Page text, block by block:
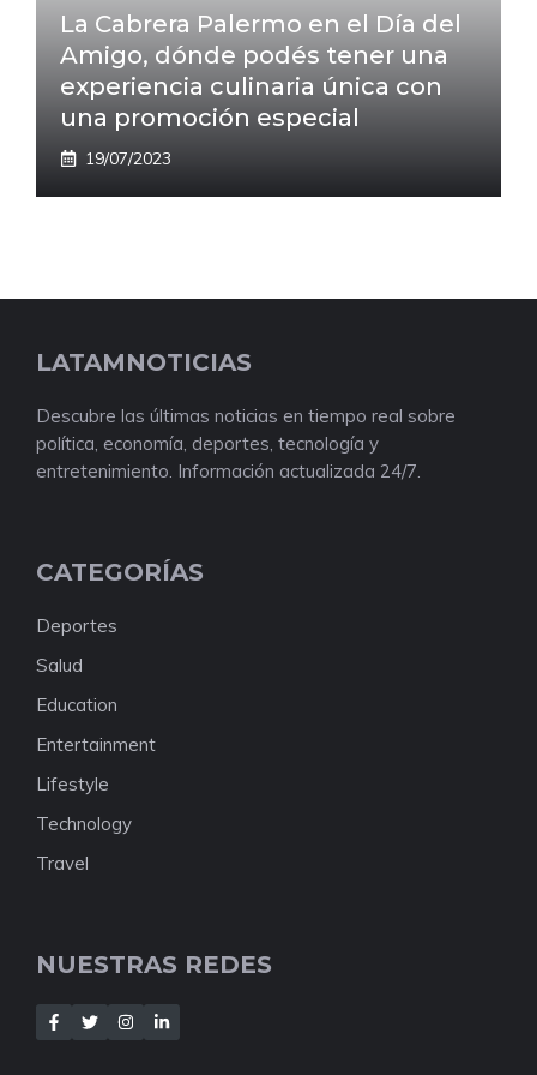
La Cabrera Palermo en el Día del
Amigo, dónde podés tener una
experiencia culinaria única con
una promoción especial
19/07/2023
LATAMNOTICIAS
Descubre las últimas noticias en tiempo real sobre
política, economía, deportes, tecnología y
entretenimiento. Información actualizada 24/7.
CATEGORÍAS
Deportes
Salud
Education
Entertainment
Lifestyle
Technology
Travel
NUESTRAS REDES